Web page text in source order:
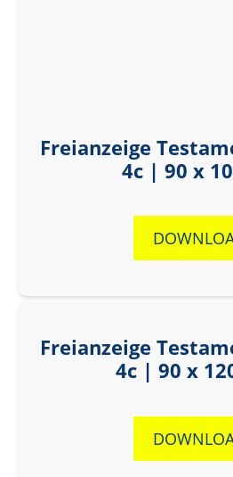
Freianzeige
4c | 90 x
Freianzeige
4c | 90 x